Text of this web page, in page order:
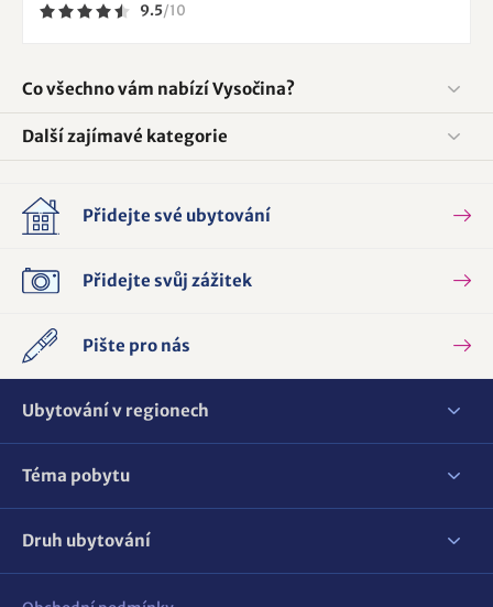
9.5/10
Co všechno vám nabízí Vysočina?
Další zajímavé kategorie
Přidejte své ubytování
Přidejte svůj zážitek
Pište pro nás
Ubytování v regionech
Téma pobytu
Druh ubytování